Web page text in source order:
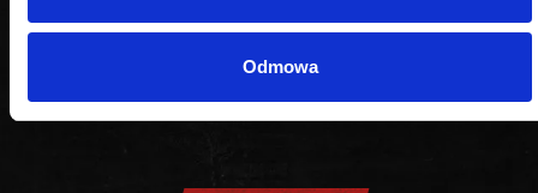
Odmowa